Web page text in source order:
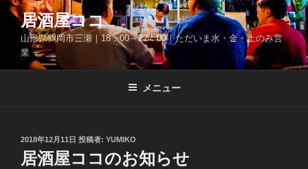
コ
ツ
居酒屋ココ
山形県鶴岡市三瀬｜18：00～22：00｜ただいま水・金・土のみ営
業
メニュー
投
稿
日:
2018年12月11日 投稿者: YUMIKO
居酒屋ココのお知らせ